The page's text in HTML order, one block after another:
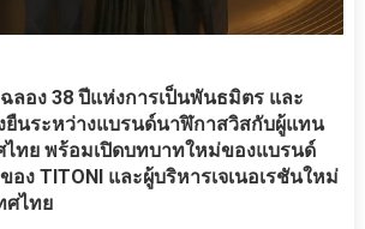
ลอง 38 ปีแห่งการเป็นพันธมิตร และ
นระหว่างแบรนด์นาฬิกาสวิสกับผู้แทน
ไทย พร้อมเปิดบทบาทใหม่ของแบรนด์
ง TITONI และผู้บริหารเจเนอเรชันใหม่
ศไทย